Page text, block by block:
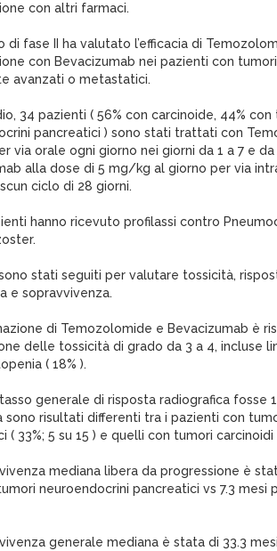
con altri farmaci.
di fase II ha valutato l’efficacia di
con Bevacizumab nei pazienti con
avanzati o metastatici.
34 pazienti ( 56% con carcinoide, 44% con
pancreatici ) sono stati trattati con
via orale ogni giorno nei giorni da 1 a 7 e da
alla dose di 5 mg/kg al giorno per via
ciclo di 28 giorni.
hanno ricevuto profilassi contro
sono stati seguiti per valutare tossicità,
e sopravvivenza.
di Temozolomide e Bevacizumab è
delle tossicità di grado da 3 a 4, incluse
( 18% ).
generale di risposta radiografica fosse
sono risultati differenti tra i pazienti con
( 33%; 5 su 15 ) e quelli con tumori carcinoidi
mediana libera da progressione è
neuroendocrini pancreatici vs 7.3 mesi
generale mediana è stata di 33.3